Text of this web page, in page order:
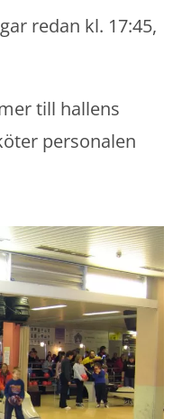
redan kl. 17:45,
till hallens
personalen